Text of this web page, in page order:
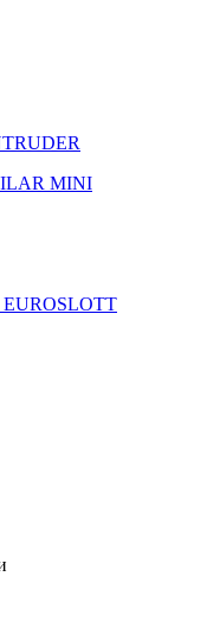
MINI